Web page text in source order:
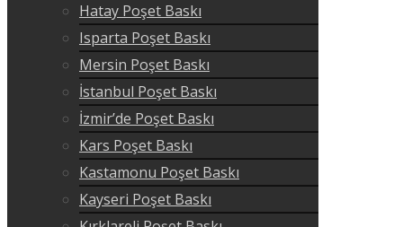
Hatay Poşet Baskı
Isparta Poşet Baskı
Mersin Poşet Baskı
İstanbul Poşet Baskı
İzmir’de Poşet Baskı
Kars Poşet Baskı
Kastamonu Poşet Baskı
Kayseri Poşet Baskı